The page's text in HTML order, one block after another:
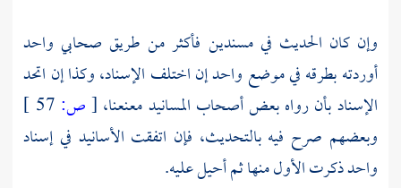
وإن كان الحديث في مسندين فأكثر من طريق صحابي واحد
أوردته بطرقه في موضع واحد إن اختلف الإسناد، وكذا إن اتحد
الإسناد بأن رواه بعض أصحاب المسانيد معنعنا، [ص:
وبعضهم صرح فيه بالتحديث، فإن اتفقت الأسانيد في إسناد
واحد ذكرت الأول منها ثم أحيل عليه.